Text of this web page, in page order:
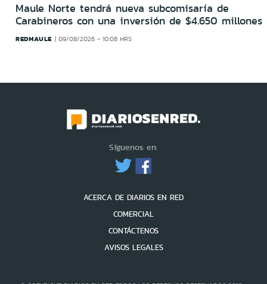
Maule Norte tendrá nueva subcomisaría de
Carabineros con una inversión de $4.650 millones
REDMAULE 09/08/2026 - 10:08 HRS
Síguenos en:
ACERCA DE DIARIOS EN RED
COMERCIAL
CONTÁCTENOS
AVISOS LEGALES